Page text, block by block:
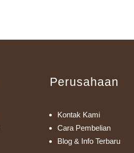
Perusahaan
Kontak Kami
Cara Pembelian
Blog & Info Terbaru